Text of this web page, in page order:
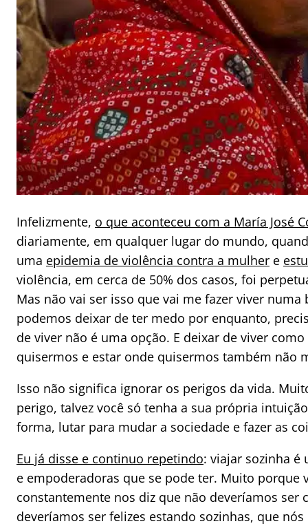
Infelizmente, o que aconteceu com a María José
diariamente, em qualquer lugar do mundo,
uma epidemia de violência contra a mulher e
violência, em cerca de 50% dos casos, foi
Mas não vai ser isso que vai me fazer viver
podemos deixar de ter medo por enquanto,
de viver não é uma opção. E deixar de viver
quisermos e estar onde quisermos também não
Isso não significa ignorar os perigos da vida.
perigo, talvez você só tenha a sua própria
forma, lutar para mudar a sociedade e fazer as
Eu já disse e continuo repetindo: viajar sozinha é
e empoderadoras que se pode ter. Muito porque
constantemente nos diz que não deveríamos ser
deveríamos ser felizes estando sozinhas, que